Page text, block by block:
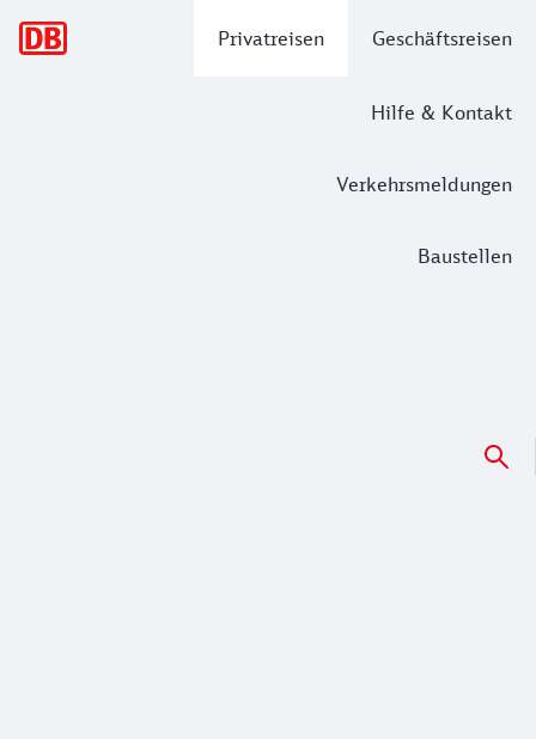
Privatreisen Geschäftsreisen
Hilfe & Kontakt
Verkehrsmeldungen
Baustellen